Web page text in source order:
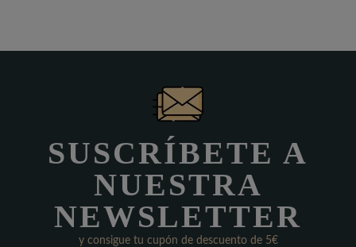
SUSCRÍBETE A
NUESTRA
NEWSLETTER
y consigue tu cupón de descuento de 5€